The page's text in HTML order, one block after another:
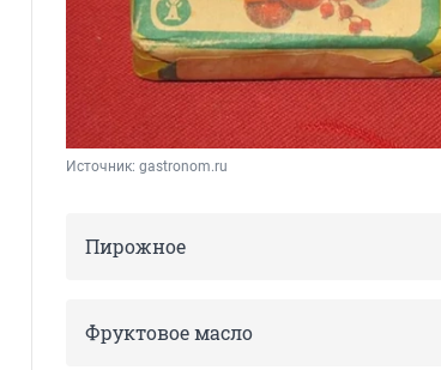
Источник: gastronom.ru
Пирожное
Фруктовое масло